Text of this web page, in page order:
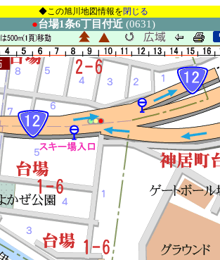
◆この旭川地図情報を閉じる
●台場1条6丁目付近 (0631)